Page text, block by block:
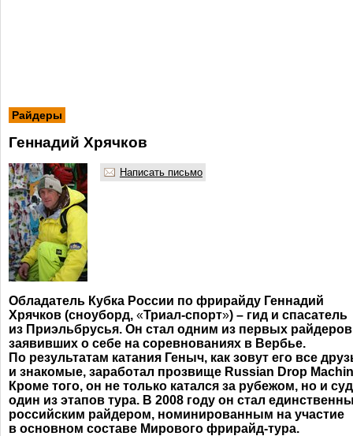
Райдеры
Геннадий Хрячков
Написать письмо
Обладатель Кубка России по фрирайду Геннадий
Хрячков (сноуборд, «Триал-спорт») – гид и спасатель
из Приэльбрусья. Он стал одним из первых
заявивших о себе на соревнованиях в Вербье.
По результатам катания Геныч, как зовут его все
и знакомые, заработал прозвище Russian Drop
Кроме того, он не только катался за рубежом, но и
один из этапов тура. В 2008 году он стал
российским райдером, номинированным на участие
в основном составе Мирового фрирайд-тура.